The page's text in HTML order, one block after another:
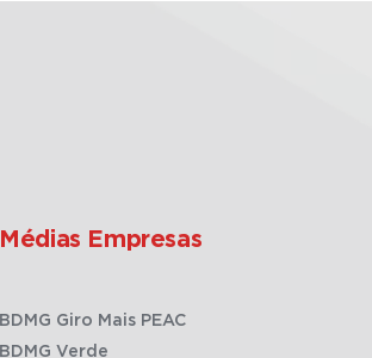
Médias Empresas
BDMG Giro Mais PEAC
BDMG Verde